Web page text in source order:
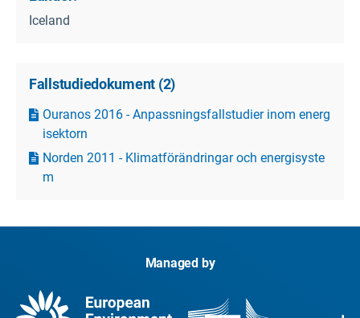
Iceland
Fallstudiedokument (2)
Ouranos 2016 - Anpassningsfallstudier inom energ
isektorn
Norden 2011 - Klimatförändringar och energisyste
m
Managed by